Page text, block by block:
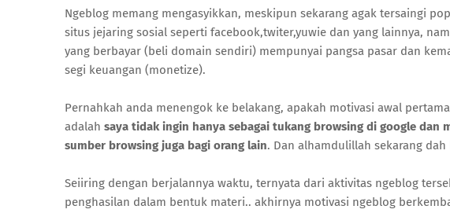
Ngeblog memang mengasyikkan, meskipun sekarang agak tersaingi
situs jejaring sosial seperti facebook,twiter,yuwie dan yang lainnya,
yang berbayar (beli domain sendiri) mempunyai pangsa pasar dan
segi keuangan (monetize).
Pernahkah anda menengok ke belakang, apakah motivasi awal
adalah saya tidak ingin hanya sebagai tukang browsing di google dan
sumber browsing juga bagi orang lain. Dan alhamdulillah sekarang
Seiiring dengan berjalannya waktu, ternyata dari aktivitas ngeblog
penghasilan dalam bentuk materi.. akhirnya motivasi ngeblog